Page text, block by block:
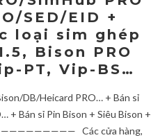
SED/EID +
loại sim ghép
Bison PRO
PT, Vip-BS…
DB/Heicard PRO… + Bán sỉ
+ Bán sỉ Pin Bison + Siêu Bison +
Các cửa hàng,